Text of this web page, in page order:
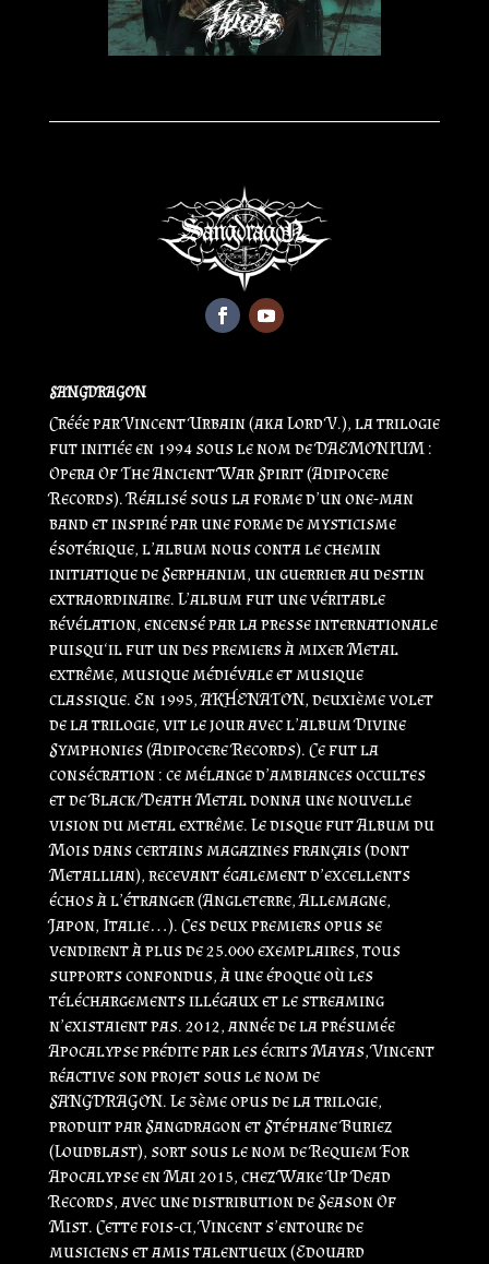
SANGDRAGON
Créée par Vincent Urbain (aka Lord V.), la trilogie
fut initiée en 1994 sous le nom de DAEMONIUM :
Opera Of The Ancient War Spirit (Adipocere
Records). Réalisé sous la forme d’un one-man
band et inspiré par une forme de mysticisme
ésotérique, l’album nous conta le chemin
initiatique de Serphanim, un guerrier au destin
extraordinaire. L’album fut une véritable
révélation, encensé par la presse internationale
puisqu‘il fut un des premiers à mixer Metal
extrême, musique médiévale et musique
classique. En 1995, AKHENATON, deuxième volet
de la trilogie, vit le jour avec l’album Divine
Symphonies (Adipocere Records). Ce fut la
consécration : ce mélange d’ambiances occultes
et de Black/Death Metal donna une nouvelle
vision du metal extrême. Le disque fut Album du
Mois dans certains magazines français (dont
Metallian), recevant également d’excellents
échos à l’étranger (Angleterre, Allemagne,
Japon, Italie…). Ces deux premiers opus se
vendirent à plus de 25.000 exemplaires, tous
supports confondus, à une époque où les
téléchargements illégaux et le streaming
n’existaient pas. 2012, année de la présumée
Apocalypse prédite par les écrits Mayas, Vincent
réactive son projet sous le nom de
SANGDRAGON. Le 3ème opus de la trilogie,
produit par Sangdragon et Stéphane Buriez
(Loudblast), sort sous le nom de Requiem For
Apocalypse en Mai 2015, chez Wake Up Dead
Records, avec une distribution de Season Of
Mist. Cette fois-ci, Vincent s’entoure de
musiciens et amis talentueux (Edouard